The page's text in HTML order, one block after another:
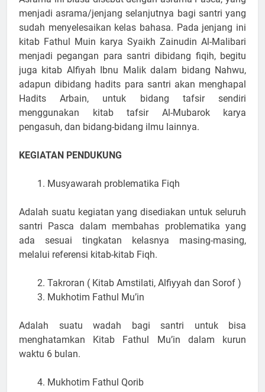
menjadi asrama/jenjang selanjutnya bagi santri yang
sudah menyelesaikan kelas bahasa. Pada jenjang ini
kitab Fathul Muin karya Syaikh Zainudin Al-Malibari
menjadi pegangan para santri dibidang fiqih, begitu
juga kitab Alfiyah Ibnu Malik dalam bidang Nahwu,
adapun dibidang hadits para santri akan menghapal
Hadits Arbain, untuk bidang tafsir sendiri
menggunakan kitab tafsir Al-Mubarok karya
pengasuh, dan bidang-bidang ilmu lainnya.
KEGIATAN PENDUKUNG
Musyawarah problematika Fiqh
Adalah suatu kegiatan yang disediakan untuk seluruh
santri Pasca dalam membahas problematika yang
ada sesuai tingkatan kelasnya masing-masing,
melalui referensi kitab-kitab Fiqh.
Takroran ( Kitab Amstilati, Alfiyyah dan Sorof )
Mukhotim Fathul Mu’in
Adalah suatu wadah bagi santri untuk bisa
menghatamkan Kitab Fathul Mu’in dalam kurun
waktu 6 bulan.
Mukhotim Fathul Qorib